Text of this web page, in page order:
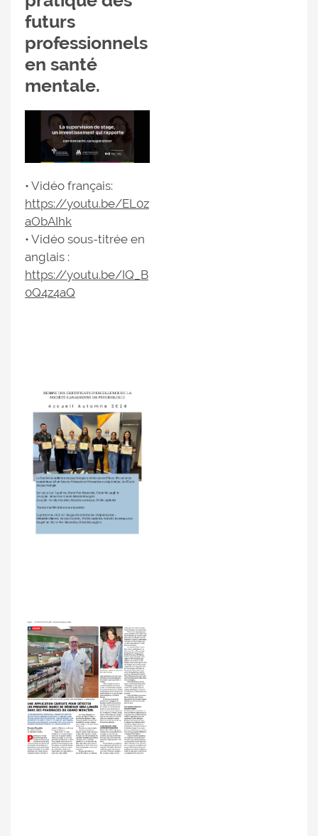
futurs
professionnels
en santé
mentale.
• Vidéo français:
https://youtu.be/EL0z
aObAIhk
• Vidéo sous-titrée en
anglais :
https://youtu.be/IQ_B
0Q4z4aQ